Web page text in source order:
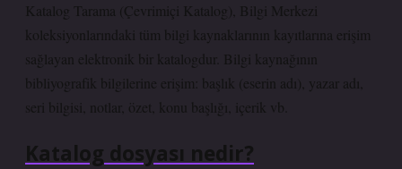
Katalog Tarama (Çevrimiçi Katalog), Bilgi Merkezi
koleksiyonlarındaki tüm bilgi kaynaklarının kayıtlarına erişim
sağlayan elektronik bir katalogdur. Bilgi kaynağının
bibliyografik bilgilerine erişim: başlık (eserin adı), yazar adı,
seri bilgisi, notlar, özet, konu başlığı, içerik vb.
Katalog dosyası nedir?